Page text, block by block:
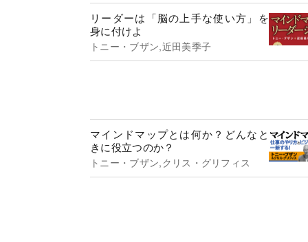
リーダーは「脳の上手な使い方」を
身に付けよ
トニー・ブザン,近田美季子
マインドマップとは何か？どんなと
きに役立つのか？
トニー・ブザン,クリス・グリフィス